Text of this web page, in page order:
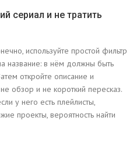
сериал и не тратить
используйте простой фильтр
название: в нём должны быть
откройте описание и
обзор и не короткий пересказ.
у него есть плейлисты,
проекты, вероятность найти